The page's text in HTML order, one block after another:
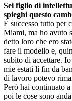
Sei figlio di
spieghi questo
È successo tutto per
Miami, ma ho avuto
detto loro che ero
fare il modello e,
subito di accettare.
mie estati lì fin da
di lavoro potevo
Però hai continuato
poi le cose sono